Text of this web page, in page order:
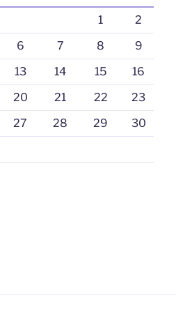
1
2
6 7 8
9
13 14 15
16
20 21 22
23
27 28 29
30